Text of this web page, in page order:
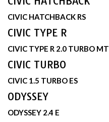
CIVIC HATCHBACK RS
CIVIC TYPE R
CIVIC TYPE R 2.0 TURBO MT
CIVIC TURBO
CIVIC 1.5 TURBO ES
ODYSSEY
ODYSSEY 2.4 E